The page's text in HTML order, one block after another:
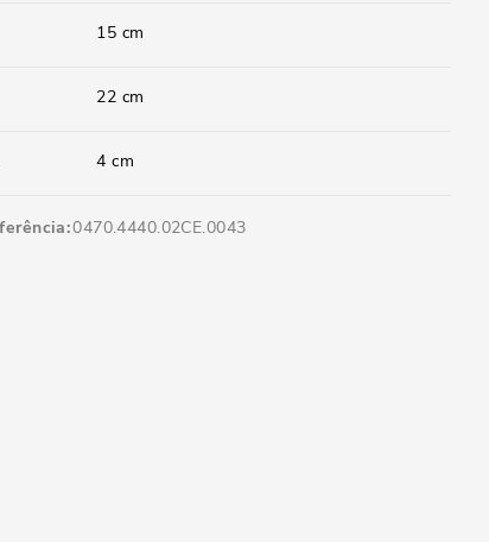
15 cm
22 cm
4 cm
0470.4440.02CE.0043